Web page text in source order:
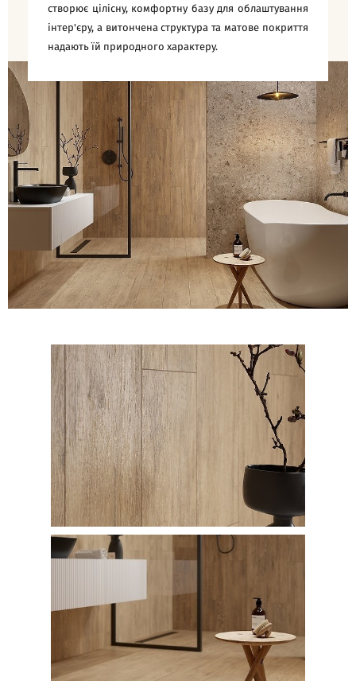
створює цілісну, комфортну базу для облаштування
інтер'єру, а витончена структура та матове покриття
надають їй природного характеру.